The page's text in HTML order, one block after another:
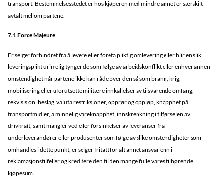
transport. Bestemmelsesstedet er hos kjøperen med mindre annet er særskilt
avtalt mellom partene.
7.1 Force Majeure
Er selger forhindret fra å levere eller foreta pliktig omlevering eller blir en slik
leveringsplikt urimelig tyngende som følge av arbeidskonflikt eller enhver annen
omstendighet når partene ikke kan råde over den så som brann, krig,
mobilisering eller uforutsette militære innkallelser av tilsvarende omfang,
rekvisisjon, beslag, valuta restriksjoner, opprør og oppløp, knapphet på
transportmidler, alminnelig vareknapphet, innskrenkning i tilførselen av
drivkraft, samt mangler ved eller forsinkelser av leveranser fra
underleverandører eller produsenter som følge av slike omstendigheter som
omhandles i dette punkt, er selger fritatt for alt annet ansvar enn i
reklamasjonstilfeller og kreditere den til den mangelfulle vares tilhørende
kjøpesum.